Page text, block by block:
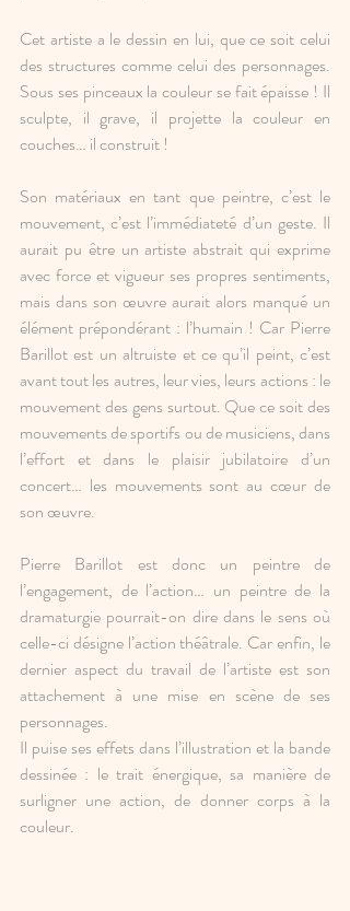
Cet artiste a le dessin en lui, que ce soit celui
des structures comme celui des personnages.
Sous ses pinceaux la couleur se fait épaisse ! Il
sculpte, il grave, il projette la couleur en
couches… il construit !
Son matériaux en tant que peintre, c’est le
mouvement, c’est l’immédiateté d’un geste. Il
aurait pu être un artiste abstrait qui exprime
avec force et vigueur ses propres sentiments,
mais dans son œuvre aurait alors manqué un
élément prépondérant : l’humain ! Car Pierre
Barillot est un altruiste et ce qu’il peint, c’est
avant tout les autres, leur vies, leurs actions : le
mouvement des gens surtout. Que ce soit des
mouvements de sportifs ou de musiciens, dans
l’effort et dans le plaisir jubilatoire d’un
concert… les mouvements sont au cœur de
son œuvre.
Pierre Barillot est donc un peintre de
l’engagement, de l’action… un peintre de la
dramaturgie pourrait-on dire dans le sens où
celle-ci désigne l’action théâtrale. Car enfin, le
dernier aspect du travail de l’artiste est son
attachement à une mise en scène de ses
personnages.
Il puise ses effets dans l’illustration et la bande
dessinée : le trait énergique, sa manière de
surligner une action, de donner corps à la
couleur.